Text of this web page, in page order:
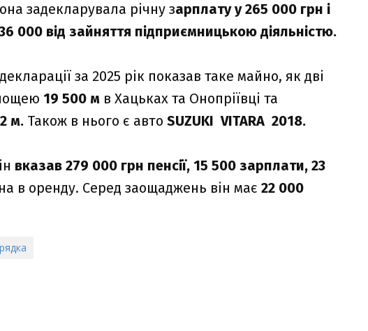
задекларувала річну зарплату у 265 000 грн і
000 від зайняття підприємницькою діяльністю.
за 2025 рік показав таке майно, як дві
19 500 м в Хацьках та Онопріївці та
м. Також в нього є авто SUZUKI VITARA 2018.
вказав 279 000 грн пенсії, 15 500 зарплати, 23
в оренду. Серед заощаджень він має 22 000